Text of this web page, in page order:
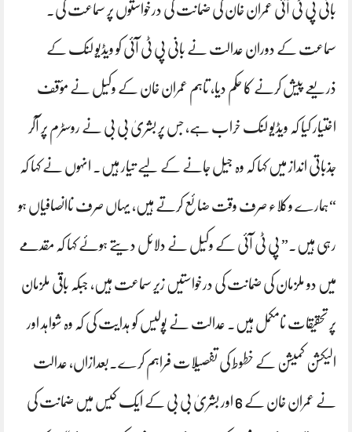
بانی پی ٹی آئی عمران خان کی ضمانت کی درخواستوں پر سماعت کی۔
سماعت کے دوران عدالت نے بانی پی ٹی آئی کو ویڈیو لنک کے
ذریعے پیش کرنے کا حکم دیا، تاہم عمران خان کے وکیل نے مؤقف
اختیار کیا کہ ویڈیو لنک خراب ہے، جس پر بشریٰ بی بی نے روسٹرم پر آکر
جذباتی انداز میں کہا کہ وہ جیل جانے کے لیے تیار ہیں۔ انہوں نے کہا کہ
“ہمارے وکلاء صرف وقت ضائع کرتے ہیں، یہاں صرف ناانصافیاں ہو
رہی ہیں۔” پی ٹی آئی کے وکیل نے دلائل دیتے ہوئے کہا کہ مقدمے
میں دو ملزمان کی ضمانت کی درخواستیں زیر سماعت ہیں، جبکہ باقی ملزمان
پر تحقیقات نامکمل ہیں۔ عدالت نے پولیس کو ہدایت کی کہ وہ شواہد اور
الیکشن کمیشن کے خطوط کی تفصیلات فراہم کرے۔بعدازاں، عدالت
نے عمران خان کے 6 اور بشریٰ بی بی کے ایک کیس میں ضمانت کی